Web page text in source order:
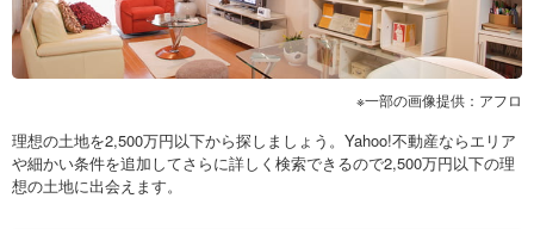
一部の画像提供：アフロ
理想の土地を2,500万円以下から探しましょう。Yahoo!不動産ならエリア
や細かい条件を追加してさらに詳しく検索できるので2,500万円以下の理
想の土地に出会えます。